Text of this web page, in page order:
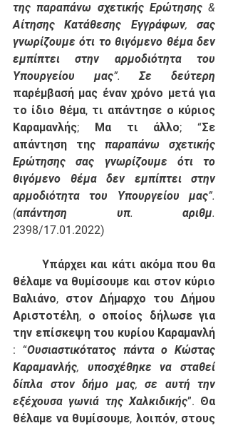
της παραπάνω σχετικής Ερώτησης &
Αίτησης Κατάθεσης Εγγράφων, σας
γνωρίζουμε ότι το θιγόμενο θέμα δεν
εμπίπτει στην αρμοδιότητα του
παρέμβασή μας έναν χρόνο μετά για
το ίδιο θέμα, τι απάντησε ο κύριος
Καραμανλής; Μα τι άλλο; “Σε
απάντηση της παραπάνω σχετικής
Ερώτησης σας γνωρίζουμε ότι το
θιγόμενο θέμα δεν εμπίπτει στην
αρμοδιότητα του Υπουργείου μας”.
(απάντηση υπ. αριθμ.
2398/17.01.2022)
	Υπάρχει και κάτι ακόμα που θα
θέλαμε να θυμίσουμε και στον κύριο
Βαλιάνο, στον Δήμαρχο του Δήμου
Αριστοτέλη, ο οποίος δήλωσε για
την επίσκεψη του κυρίου Καραμανλή
: “Ουσιαστικότατος πάντα ο Κώστας
Καραμανλής, υποσχέθηκε να σταθεί
δίπλα στον δήμο μας, σε αυτή την
εξέχουσα γωνιά της Χαλκιδικής”. Θα
θέλαμε να θυμίσουμε, λοιπόν, στους